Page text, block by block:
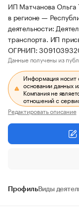
ИП Матчанова Ольга
в регионе —
деятельности:
транспорта. ИП
ОГРНИП:
Данные получены из
Информация носит
основании данных
Компания не
отношений с
Редактировать описание
ПрофильВиды